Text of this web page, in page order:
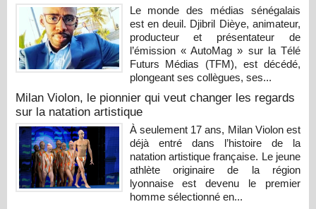
Le monde des médias sénégalais
est en deuil. Djibril Dièye, animateur,
producteur et présentateur de
l’émission « AutoMag » sur la Télé
Futurs Médias (TFM), est décédé,
plongeant ses collègues, ses...
Milan Violon, le pionnier qui veut changer les regards
sur la natation artistique
À seulement 17 ans, Milan Violon est
déjà entré dans l’histoire de la
natation artistique française. Le jeune
athlète originaire de la région
lyonnaise est devenu le premier
homme sélectionné en...